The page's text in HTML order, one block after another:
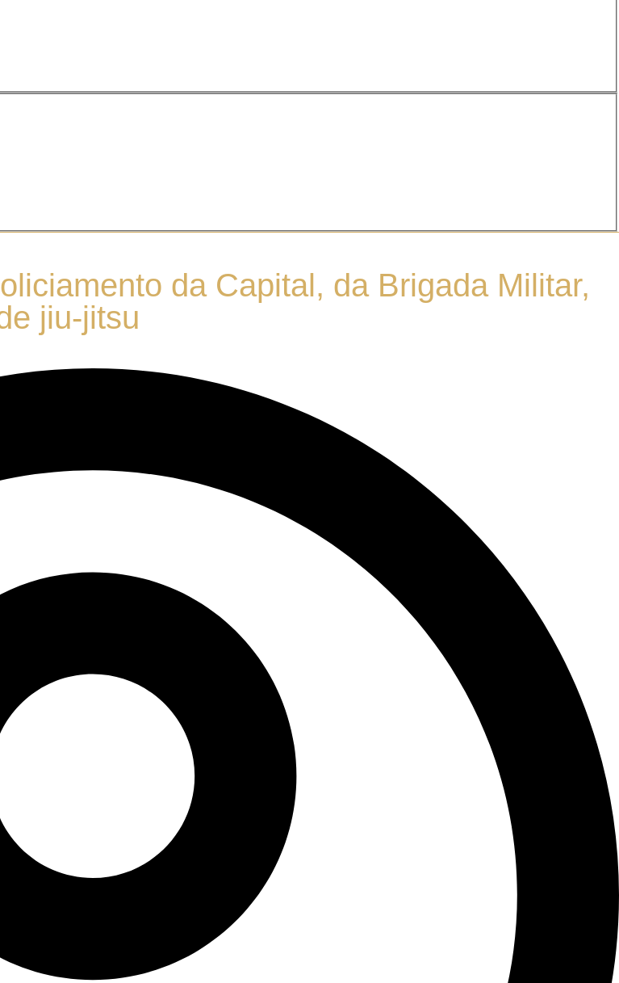
da Capital, da Brigada Militar,
jiu-jitsu